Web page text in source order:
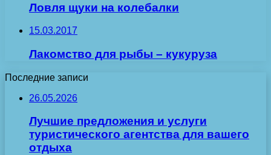
Ловля щуки на колебалки
15.03.2017
Лакомство для рыбы – кукуруза
Последние записи
26.05.2026
Лучшие предложения и услуги
туристического агентства для вашего
отдыха